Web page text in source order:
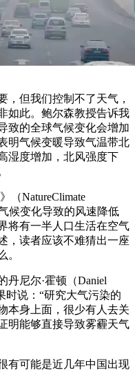
，但我们控制不了天气，
如此。鲍尔森教授告诉我
致的全球气候变化会增加
明气候变暖导致气温带北
湿度增加，北风强度下
（NatureClimate
候变化导致的风速降低
将有一半人口生活在空气
，读者应该不难猜出一座
。
丹尼尔·霍顿（Daniel
时说：“研究大气污染的
本身上面，很少有人去关
明能够直接导致雾霾天气
有可能是近几年中国出现